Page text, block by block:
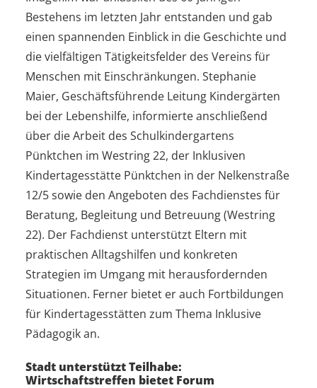
Bestehens im letzten Jahr entstanden und gab
einen spannenden Einblick in die Geschichte und
die vielfältigen Tätigkeitsfelder des Vereins für
Menschen mit Einschränkungen. Stephanie
Maier, Geschäftsführende Leitung Kindergärten
bei der Lebenshilfe, informierte anschließend
über die Arbeit des Schulkindergartens
Pünktchen im Westring 22, der Inklusiven
Kindertagesstätte Pünktchen in der Nelkenstraße
12/5 sowie den Angeboten des Fachdienstes für
Beratung, Begleitung und Betreuung (Westring
22). Der Fachdienst unterstützt Eltern mit
praktischen Alltagshilfen und konkreten
Strategien im Umgang mit herausfordernden
Situationen. Ferner bietet er auch Fortbildungen
für Kindertagesstätten zum Thema Inklusive
Pädagogik an.
Stadt unterstützt Teilhabe:
Wirtschaftstreffen bietet Forum